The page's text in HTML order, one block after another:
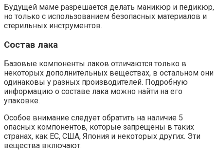
Будущей маме разрешается делать маникюр и педикюр,
но только с использованием безопасных материалов и
стерильных инструментов.
Состав лака
Базовые компоненты лаков отличаются только в
некоторых дополнительных веществах, в остальном они
одинаковы у разных производителей. Подробную
информацию о составе лака можно найти на его
упаковке.
Особое внимание следует обратить на наличие 5
опасных компонентов, которые запрещены в таких
странах, как ЕС, США, Япония и некоторых других. Эти
вещества включают: